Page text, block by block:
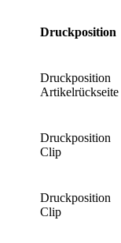
Druckposition
Druckposition
Artikelrückseite
Druckposition
Clip
Druckposition
Clip